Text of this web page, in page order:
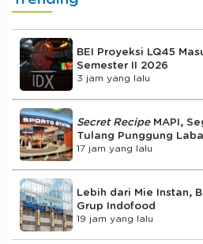
BEI Proyeksi LQ45
Semester II 2026
3 jam yang lalu
Secret RecipeMAPI,
Tulang Punggung Laba
17 jam yang lalu
Lebih dari Mie Instan,
Grup Indofood
19 jam yang lalu